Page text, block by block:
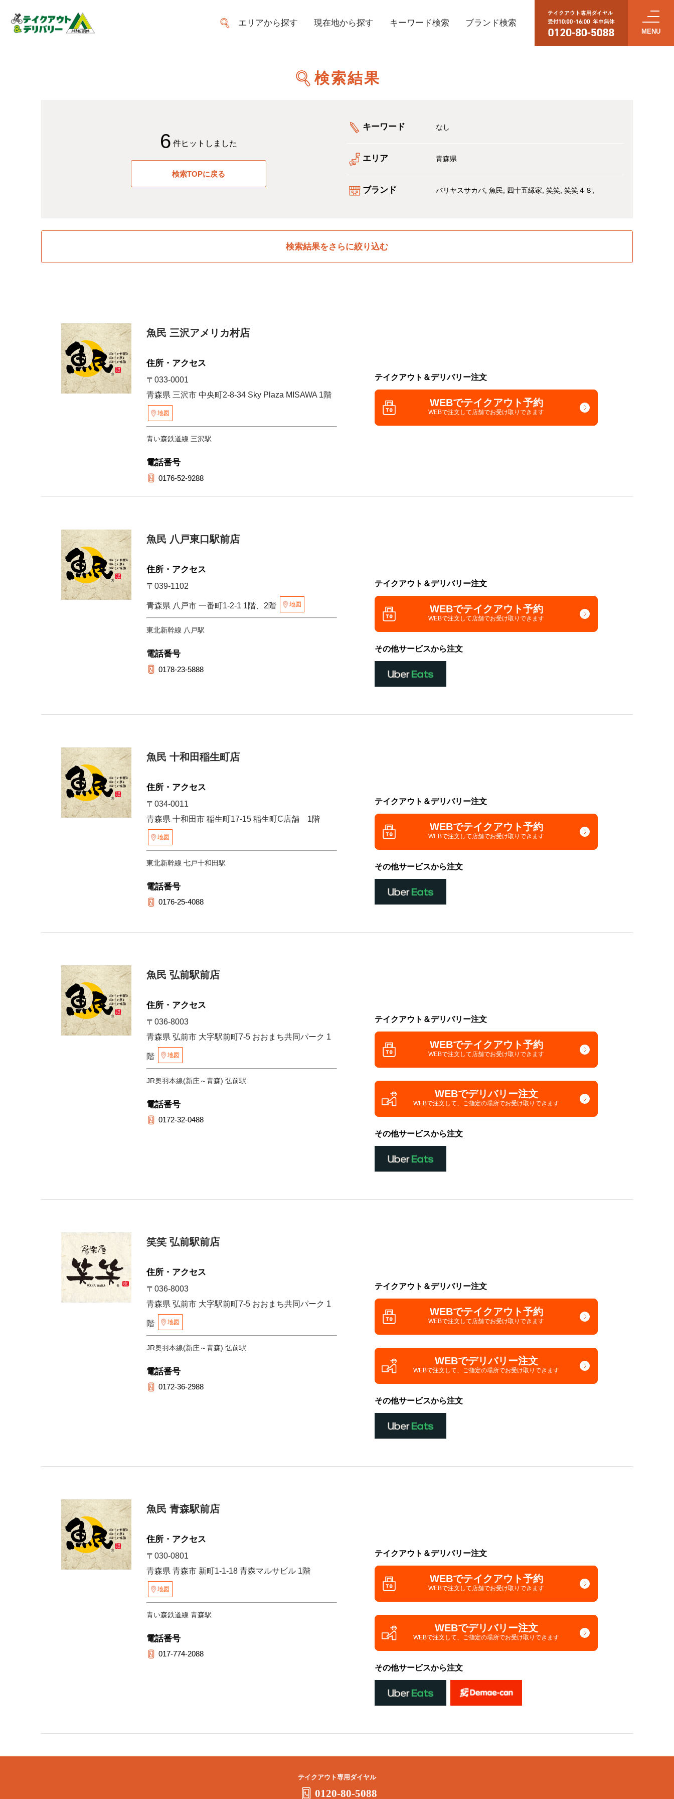
エリアから探す 現在地から探す キーワード検索 ブランド検索
検索結果
6 件ヒットしました
検索TOPに戻る
キーワード なし
エリア 青森県
ブランド バリヤスサカバ 魚民 四十五縁家 笑笑 笑笑４８
検索結果をさらに絞り込む
魚民 三沢アメリカ村店
住所・アクセス
〒033-0001
青森県 三沢市 中央町2-8-34 Sky Plaza MISAWA 1階
地図
青い森鉄道線 三沢駅
電話番号
0176-52-9288
テイクアウト＆デリバリー注文
WEBでテイクアウト予約
WEBで注文して店舗でお受け取りできます
魚民 八戸東口駅前店
住所・アクセス
〒039-1102
青森県 八戸市 一番町1-2-1 1階、2階 地図
東北新幹線 八戸駅
電話番号
0178-23-5888
テイクアウト＆デリバリー注文
WEBでテイクアウト予約
WEBで注文して店舗でお受け取りできます
その他サービスから注文
魚民 十和田稲生町店
住所・アクセス
〒034-0011
青森県 十和田市 稲生町17-15 稲生町C店舗 1階
地図
東北新幹線 七戸十和田駅
電話番号
0176-25-4088
テイクアウト＆デリバリー注文
WEBでテイクアウト予約
WEBで注文して店舗でお受け取りできます
その他サービスから注文
魚民 弘前駅前店
住所・アクセス
〒036-8003
青森県 弘前市 大字駅前町7-5 おおまち共同パーク 1
階 地図
JR奥羽本線(新庄～青森) 弘前駅
電話番号
0172-32-0488
テイクアウト＆デリバリー注文
WEBでテイクアウト予約
WEBで注文して店舗でお受け取りできます
WEBでデリバリー注文
WEBで注文して、 ご指定の場所でお受け取りできます
その他サービスから注文
笑笑 弘前駅前店
住所・アクセス
〒036-8003
青森県 弘前市 大字駅前町7-5 おおまち共同パーク 1
階 地図
JR奥羽本線(新庄～青森) 弘前駅
電話番号
0172-36-2988
テイクアウト＆デリバリー注文
WEBでテイクアウト予約
WEBで注文して 店舗でお受け取りできます
WEBでデリバリー注文
WEBで注文して、 ご指定の場所でお受け取りできます
その他サービスから注文
魚民 青森駅前店
住所・アクセス
〒030-0801
青森県 青森市 新町1-1-18 青森マルサビル 1階
地図
青い森鉄道線 青森駅
電話番号
017-774-2088
テイクアウト＆デリバリー注文
WEBでテイクアウト予約
WEBで注文して 店舗でお受け取りできます
WEBでデリバリー注文
WEBで注文して、 ご指定の場所でお受け取りできます
その他サービスから注文
テイクアウト専用ダイヤル
0120-80-5088